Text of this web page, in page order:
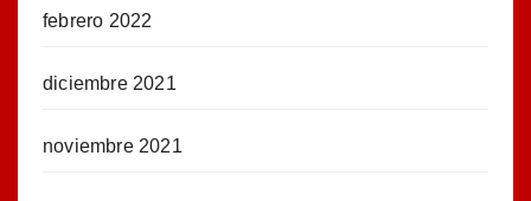
febrero 2022
diciembre 2021
noviembre 2021